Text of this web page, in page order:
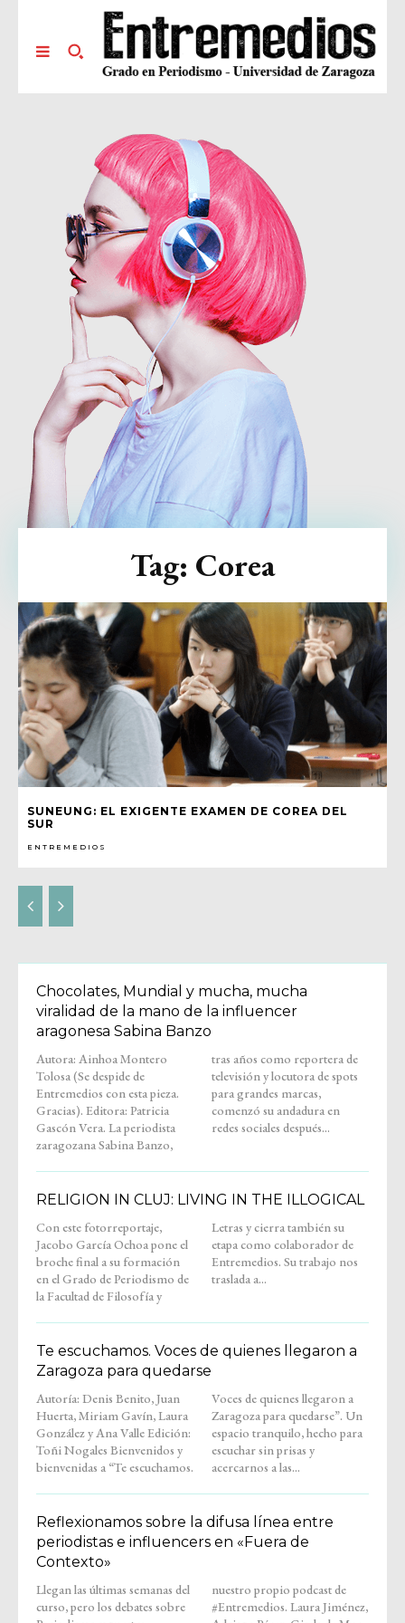
SUNEUNG: EL EXIGENTE EXAMEN DE COREA DEL
SUR
ENTREMEDIOS
Tag: Corea
Chocolates, Mundial y mucha, mucha
viralidad de la mano de la influencer
aragonesa Sabina Banzo
Autora: Ainhoa Montero
Tolosa (Se despide de
Entremedios con esta pieza.
Gracias). Editora: Patricia
Gascón Vera. La periodista
zaragozana Sabina Banzo,
tras años como reportera de
televisión y locutora de spots
para grandes marcas,
comenzó su andadura en
redes sociales después...
RELIGION IN CLUJ: LIVING IN THE ILLOGICAL
Con este fotorreportaje,
Jacobo García Ochoa pone el
broche final a su formación
en el Grado de Periodismo de
la Facultad de Filosofía y
Letras y cierra también su
etapa como colaborador de
Entremedios. Su trabajo nos
traslada a...
Te escuchamos. Voces de quienes llegaron a
Zaragoza para quedarse
Autoría: Denis Benito, Juan
Huerta, Miriam Gavín, Laura
González y Ana Valle Edición:
Toñi Nogales Bienvenidos y
bienvenidas a “Te escuchamos.
Voces de quienes llegaron a
Zaragoza para quedarse”. Un
espacio tranquilo, hecho para
escuchar sin prisas y
acercarnos a las...
Reflexionamos sobre la difusa línea entre
periodistas e influencers en «Fuera de
Contexto»
Llegan las últimas semanas del
curso, pero los debates sobre
nuestro propio podcast de
#Entremedios. Laura Jiménez,